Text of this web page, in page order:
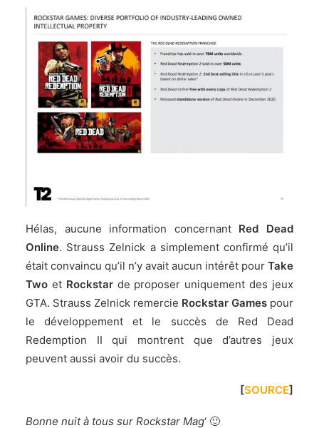
Hélas, aucune information concernant Red Dead
Online. Strauss Zelnick a simplement confirmé qu’il
était convaincu qu’il n’y avait aucun intérêt pour Take
Two et Rockstarde proposer uniquement des jeux
GTA. Strauss Zelnick remercie Rockstar Games pour
le développement et le succès de Red Dead
Redemption II qui montrent que d’autres jeux
peuvent aussi avoir du succès.
[SOURCE]
Bonne nuit à tous sur Rockstar Mag‘ 🙂